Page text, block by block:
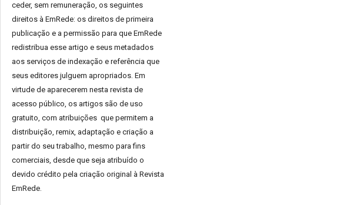
ceder, sem remuneração, os seguintes
direitos à EmRede: os direitos de primeira
publicação e a permissão para que EmRede
redistribua esse artigo e seus metadados
aos serviços de indexação e referência que
seus editores julguem apropriados.Em
virtude de aparecerem nesta revista de
acesso público, os artigos são de uso
gratuito, com atribuições que permitem a
distribuição, remix, adaptação e criação a
partir do seu trabalho, mesmo para fins
comerciais, desde que seja atribuído o
devido crédito pela criação original à Revista
EmRede.